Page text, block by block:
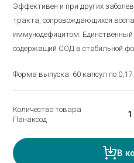
Эффективен и при других
тракта, сопровождающихся
иммунодефицитом.
содержащий СОД в стабильной
Форма выпуска: 60 капсул по 0,17
Количество товара
Панаксод
В